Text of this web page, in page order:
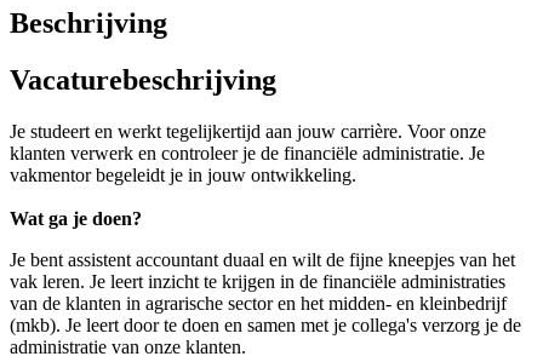
Beschrijving
Vacaturebeschrijving
Je studeert en werkt tegelijkertijd aan jouw carrière. Voor onze
klanten verwerk en controleer je de financiële administratie. Je
vakmentor begeleidt je in jouw ontwikkeling.
Wat ga je doen?
Je bent assistent accountant duaal en wilt de fijne kneepjes van het
vak leren. Je leert inzicht te krijgen in de financiële administraties
van de klanten in agrarische sector en het midden- en kleinbedrijf
(mkb). Je leert door te doen en samen met je collega's verzorg je de
administratie van onze klanten.